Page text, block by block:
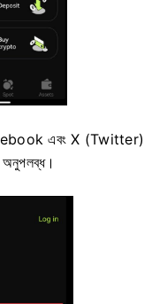
এবং X (Twitter)
অনুপলব্ধ।